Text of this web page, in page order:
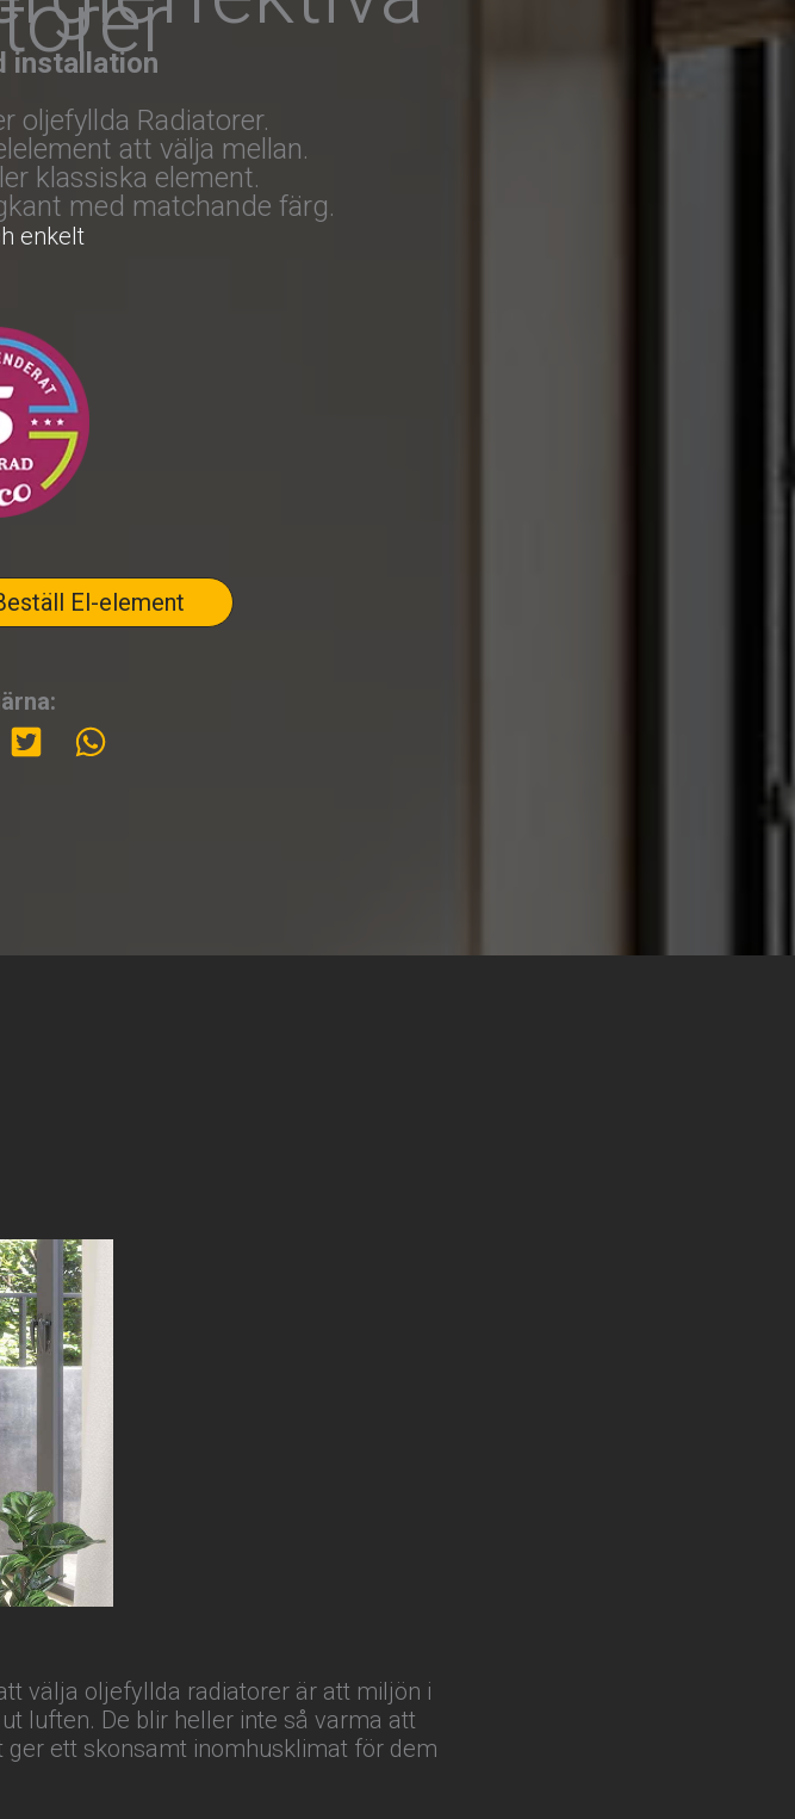
installation
oljefyllda Radiatorer.
att välja mellan.
klassiska element.
med matchande färg.
enkelt
El-element
välja oljefyllda radiatorer är att miljön i
luften. De blir heller inte så varma att
ett skonsamt inomhusklimat för dem